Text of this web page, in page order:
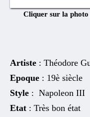
Cliquer sur la
Artiste : Théodore
Epoque : 19è siècle
Style : Napoleon III
Etat : Très bon état